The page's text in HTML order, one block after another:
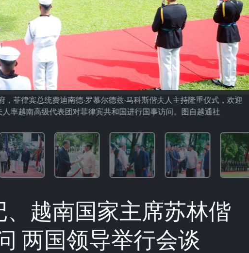
菲律宾总统费迪南德·罗慕尔德兹·马科斯偕夫人主持隆重仪式，欢迎
率越南高级代表团对菲律宾共和国进行国事访问。图自越通社
越南国家主席苏林偕
两国领导举行会谈